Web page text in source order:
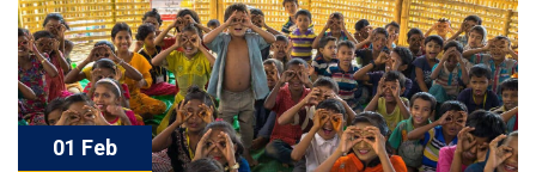
01 Feb